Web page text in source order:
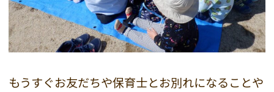
もうすぐお友だちや保育士とお別れになることや